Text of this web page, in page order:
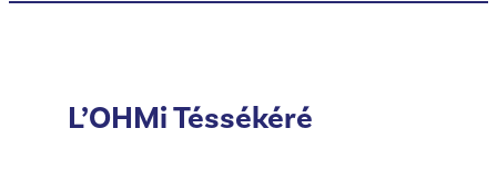
L’OHMi Téssékéré